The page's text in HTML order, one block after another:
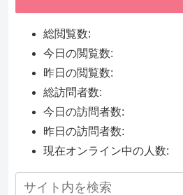
総閲覧数:
今日の閲覧数:
昨日の閲覧数:
総訪問者数:
今日の訪問者数:
昨日の訪問者数:
現在オンライン中の人数: